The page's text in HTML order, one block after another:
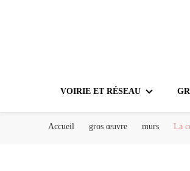
VOIRIE ET RÉSEAU
Accueil gros œuvre murs La